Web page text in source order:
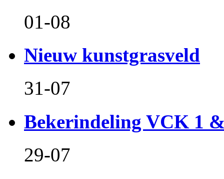
01-08
Nieuw kunstgrasveld
31-07
Bekerindeling VCK 1
29-07